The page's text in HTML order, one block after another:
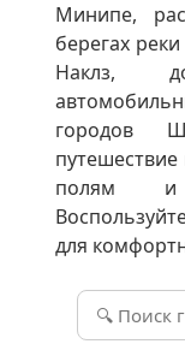
Минипе,
берегах
Наклз,
городов
полям и
для